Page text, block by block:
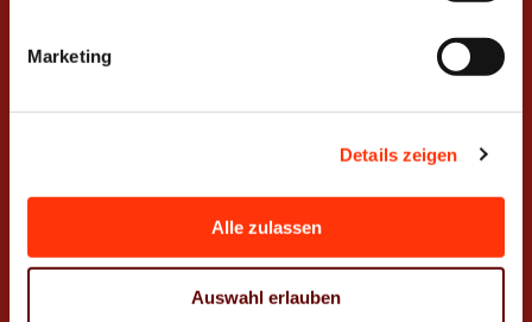
Marketing
Details zeigen
Alle zulassen
Auswahl erlauben
Umwelt &
Produktion &
Ausbildung
Exklusive
WE.LOVE.PRINT
Stellenangebote